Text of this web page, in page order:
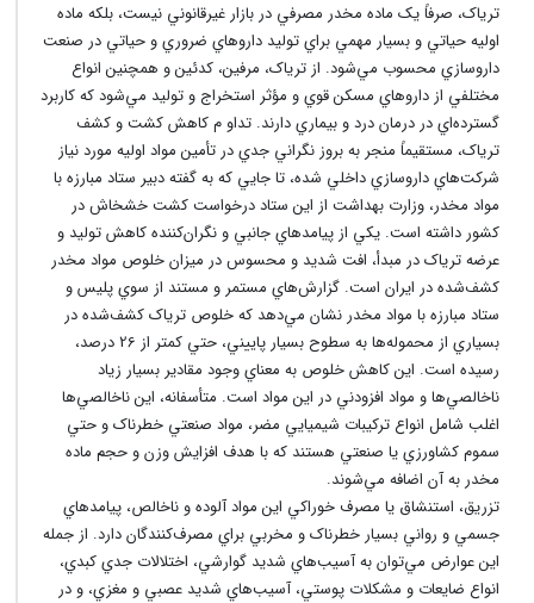
ترياک، صرفاً يک ماده مخدر مصرفي در بازار غيرقانوني نيست، بلکه ماده
اوليه حياتي و بسيار مهمي براي توليد داروهاي ضروري و حياتي در صنعت
داروسازي محسوب مي‌شود. از ترياک، مرفين، کدئين و همچنين انواع
مختلفي از داروهاي مسکن قوي و مؤثر استخراج و توليد مي‌شود که کاربرد
گسترده‌اي در درمان درد و بيماري دارند. تداو م کاهش کشت و کشف
ترياک، مستقيماً منجر به بروز نگراني جدي در تأمين مواد اوليه مورد نياز
شرکت‌هاي داروسازي داخلي شده، تا جايي که به گفته دبير ستاد مبارزه با
مواد مخدر، وزارت بهداشت از اين ستاد درخواست کشت خشخاش در
کشور داشته است. يکي از پيامدهاي جانبي و نگران‌کننده کاهش توليد و
عرضه ترياک در مبدأ، افت شديد و محسوس در ميزان خلوص مواد مخدر
کشف‌شده در ايران است. گزارش‌هاي مستمر و مستند از سوي پليس و
ستاد مبارزه با مواد مخدر نشان مي‌دهد که خلوص ترياک کشف‌شده در
بسياري از محموله‌ها به سطوح بسيار پاييني، حتي کمتر از 26 درصد،
رسيده است. اين کاهش خلوص به معناي وجود مقادير بسيار زياد
ناخالصي‌ها و مواد افزودني در اين مواد است. متأسفانه، اين ناخالصي‌ها
اغلب شامل انواع ترکيبات شيميايي مضر، مواد صنعتي خطرناک و حتي
سموم کشاورزي يا صنعتي هستند که با هدف افزايش وزن و حجم ماده
مخدر به آن اضافه مي‌شوند.
تزريق، استنشاق يا مصرف خوراکي اين مواد آلوده و ناخالص، پيامدهاي
جسمي و رواني بسيار خطرناک و مخربي براي مصرف‌کنندگان دارد. از جمله
اين عوارض مي‌توان به آسيب‌هاي شديد گوارشي، اختلالات جدي کبدي،
انواع ضايعات و مشکلات پوستي، آسيب‌هاي شديد عصبي و مغزي، و در